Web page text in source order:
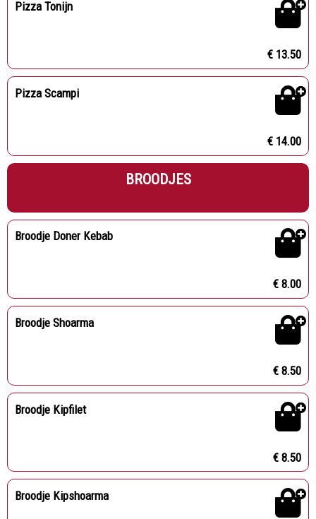
Pizza Tonijn
€ 13.50
Pizza Scampi
€ 14.00
BROODJES
Broodje Doner Kebab
€ 8.00
Broodje Shoarma
€ 8.50
Broodje Kipfilet
€ 8.50
Broodje Kipshoarma